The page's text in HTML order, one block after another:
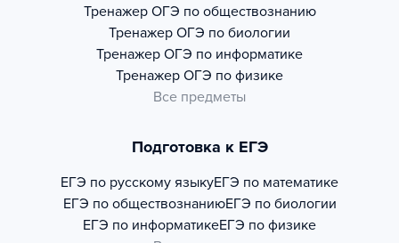
Тренажер ОГЭ по обществознанию
Тренажер ОГЭ по биологии
Тренажер ОГЭ по информатике
Тренажер ОГЭ по физике
Все предметы
Подготовка к ЕГЭ
ЕГЭ по русскому языкуЕГЭ по математике
ЕГЭ по обществознаниюЕГЭ по биологии
ЕГЭ по информатикеЕГЭ по физике